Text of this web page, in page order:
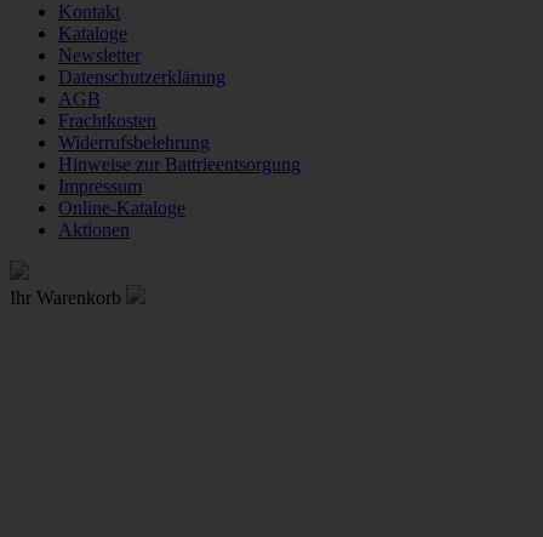
Kontakt
Kataloge
Newsletter
Datenschutzerklärung
AGB
Frachtkosten
Widerrufsbelehrung
Hinweise zur Battrieentsorgung
Impressum
Online-Kataloge
Aktionen
Ihr Warenkorb